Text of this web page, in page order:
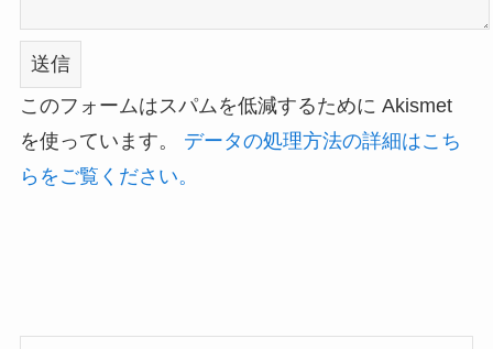
このフォームはスパムを低減するために Akismet
を使っています。 データの処理方法の詳細はこち
らをご覧ください。